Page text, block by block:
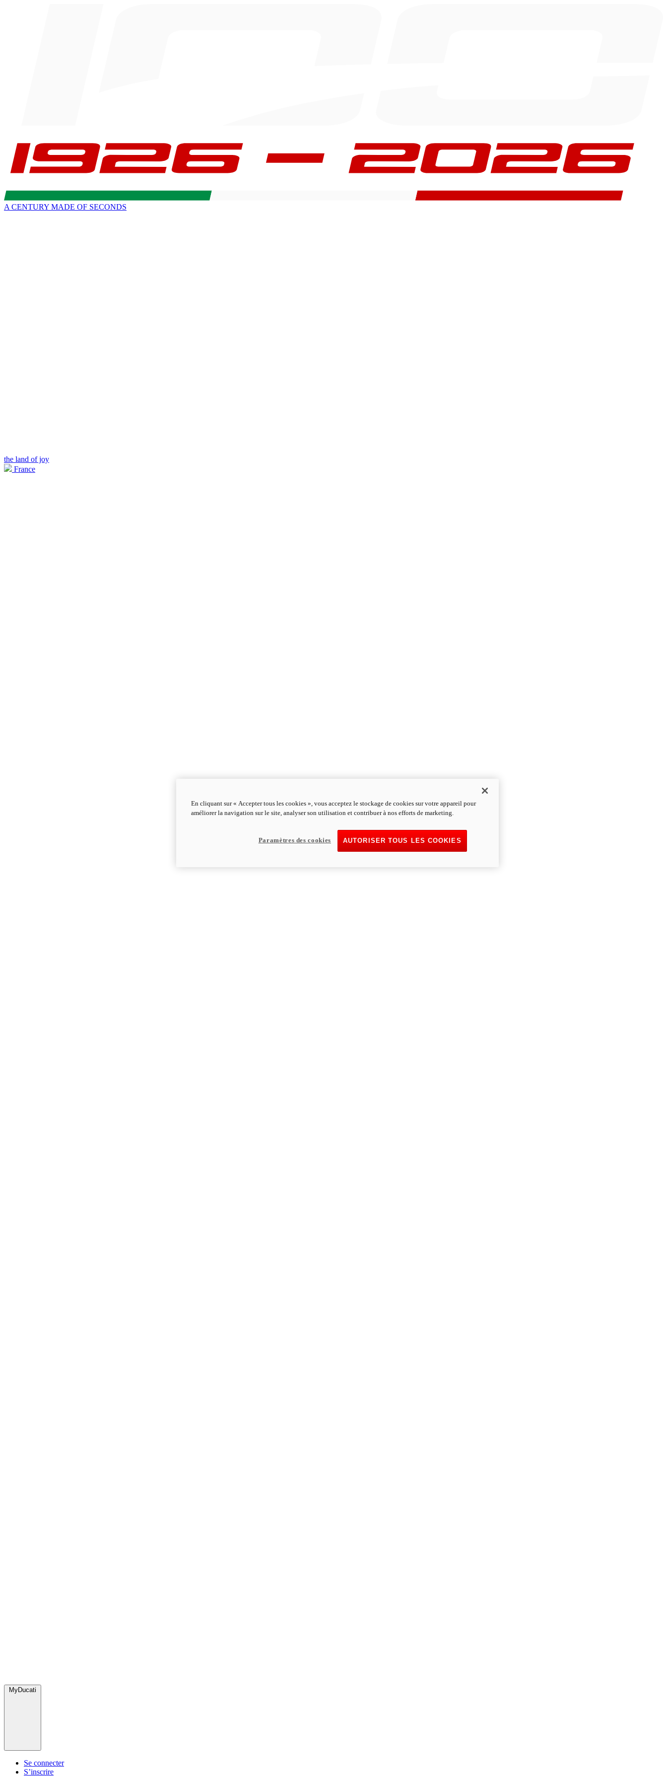
A CENTURY MADE OF SECONDS
the land of joy
France
MyDucati
Se connecter
S’inscrire
En cliquant sur « Accepter tous les cookies », vous acceptez le stockage de cookies sur votre appareil pour
améliorer la navigation sur le site, analyser son utilisation et contribuer à nos efforts de marketing.
AUTORISER TOUS LES COOKIES
Paramètres des cookies